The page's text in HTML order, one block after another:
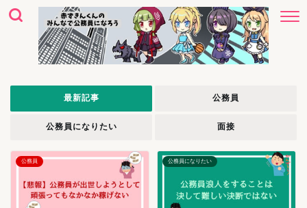
最新記事 公務員
公務員になりたい 面接
公務員 公務員になりたい